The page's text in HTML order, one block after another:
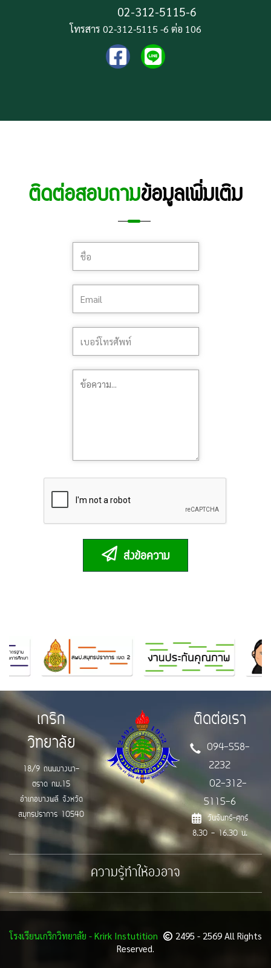
02-312-5115-6
โทรสาร 02-312-5115 -6 ต่อ 106
ติดต่อสอบถามข้อมูลเพิ่มเติม
ส่งข้อความ
เกริก
วิทยาลัย
18/9 ถนนบางนา-
ตราด กม.15
อำเภอบางพลี จังหวัด
สมุทรปราการ 10540
ติดต่อเรา
094-558-
2232
02-312-
5115-6
วันจันทร์-ศุกร์
8.30 - 16.30 น.
ความรู้ทำให้องอาจ
โรงเรียนเกริกวิทยาลัย - Krirk Instutition
2495 - 2569 All Rights
Reserved.